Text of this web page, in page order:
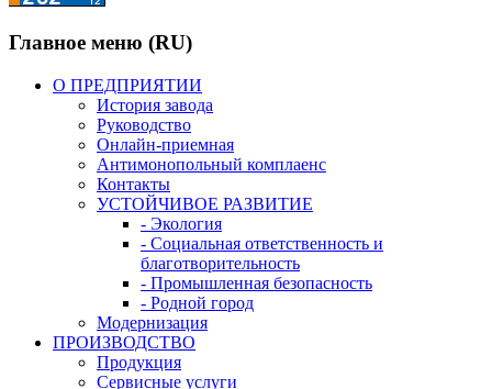
Главное меню (RU)
О ПРЕДПРИЯТИИ
История завода
Руководство
Онлайн-приемная
Антимонопольный комплаенс
Контакты
УСТОЙЧИВОЕ РАЗВИТИЕ
- Экология
- Социальная ответственность и
благотворительность
- Промышленная безопасность
- Родной город
Модернизация
ПРОИЗВОДСТВО
Продукция
Сервисные услуги